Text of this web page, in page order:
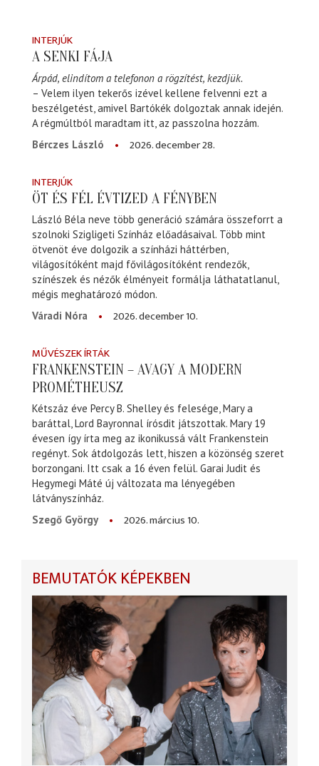
INTERJÚK
A SENKI FÁJA
Árpád, elindítom a telefonon a rögzítést, kezdjük.
– Velem ilyen tekerős izével kellene felvenni ezt a
beszélgetést, amivel Bartókék dolgoztak annak idején.
A régmúltból maradtam itt, az passzolna hozzám.
Bérczes László
2026. december 28.
INTERJÚK
ÖT ÉS FÉL ÉVTIZED A FÉNYBEN
László Béla neve több generáció számára összeforrt a
szolnoki Szigligeti Színház előadásaival. Több mint
ötvenöt éve dolgozik a színházi háttérben,
világosítóként majd fővilágosítóként rendezők,
színészek és nézők élményeit formálja láthatatlanul,
mégis meghatározó módon.
Váradi Nóra
2026. december 10.
MŰVÉSZEK ÍRTÁK
FRANKENSTEIN – AVAGY A MODERN
PROMÉTHEUSZ
Kétszáz éve Percy B. Shelley és felesége, Mary a
baráttal, Lord Bayronnal írósdit játszottak. Mary 19
évesen így írta meg az ikonikussá vált Frankenstein
regényt. Sok átdolgozás lett, hiszen a közönség szeret
borzongani. Itt csak a 16 éven felül. Garai Judit és
Hegymegi Máté új változata ma lényegében
látványszínház.
Szegő György
2026. március 10.
BEMUTATÓK KÉPEKBEN